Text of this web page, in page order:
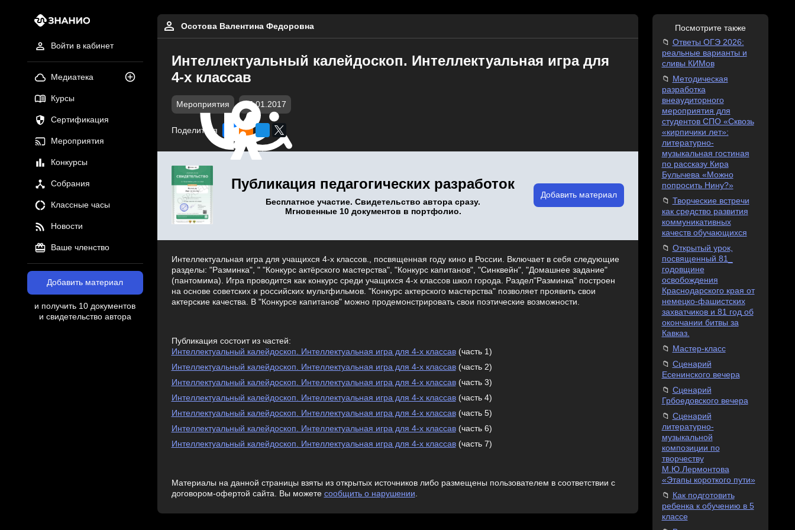
Войти в кабинет
Медиатека
Курсы
Сертификация
Мероприятия
Конкурсы
Собрания
Классные часы
Новости
Ваше членство
Добавить материал
и получить 10 документов
и свидетельство автора
Осотова Валентина Федоровна
Интеллектуальный калейдоскоп. Интеллектуальная игра для
4-х классав
Мероприятия 05.01.2017
Поделиться
Публикация педагогических разработок
Бесплатное участие. Свидетельство автора сразу.
Мгновенные 10 документов в портфолио.
Добавить материал
Интеллектуальная игра для учащихся 4-х классов., посвященная году кино в России. Включает в себя следующие
разделы: "Разминка", " "Конкурс актёрского мастерства", "Конкурс капитанов", "Синквейн", "Домашнее задание"
(пантомима). Игра проводится как конкурс среди учащихся 4-х классов школ города. Раздел"Разминка" построен
на основе советских и российских мультфильмов. "Конкурс актерского мастерства" позволяет проявить свои
актерские качества. В "Конкурсе капитанов" можно продемонстрировать свои поэтические возможности.
Публикация состоит из частей:
Интеллектуальный калейдоскоп. Интеллектуальная игра для 4-х классав(часть 1)
Интеллектуальный калейдоскоп. Интеллектуальная игра для 4-х классав(часть 2)
Интеллектуальный калейдоскоп. Интеллектуальная игра для 4-х классав(часть 3)
Интеллектуальный калейдоскоп. Интеллектуальная игра для 4-х классав(часть 4)
Интеллектуальный калейдоскоп. Интеллектуальная игра для 4-х классав(часть 5)
Интеллектуальный калейдоскоп. Интеллектуальная игра для 4-х классав(часть 6)
Интеллектуальный калейдоскоп. Интеллектуальная игра для 4-х классав(часть 7)
Материалы на данной страницы взяты из открытых источников либо размещены пользователем в соответствии с
договором-офертой сайта. Вы можете сообщить о нарушении.
Посмотрите также
Ответы ОГЭ 2026:
реальные варианты и
сливы КИМов
Методическая
разработка
внеаудиторного
мероприятия для
студентов СПО «Сквозь
«кирпичики лет»:
литературно-
музыкальная гостиная
по рассказу Кира
Булычева «Можно
попросить Нину?»
Творческие встречи
как средство развития
коммуникативных
качеств обучающихся
Открытый урок,
посвященный 81_
годовщине
освобождения
Краснодарского края от
немецко-фашистских
захватчиков и 81 год об
окончании битвы за
Кавказ.
Мастер-класс
Сценарий
Есенинского вечера
Сценарий
Грбоедовского вечера
Сценарий
литературно-
музыкальной
композиции по
творчеству
М.Ю.Лермонтова
«Этапы короткого пути»
Как подготовить
ребенка к обучению в 5
классе